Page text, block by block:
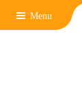
Menu